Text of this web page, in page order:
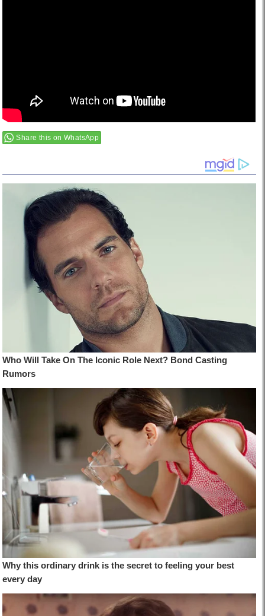
Share this on WhatsApp